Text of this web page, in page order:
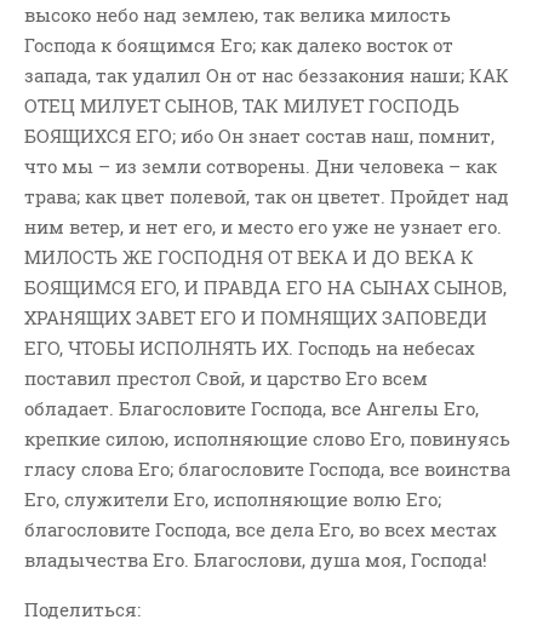
Изображения
Информация
Книга "Второе Пришествие
Книги
Мини-Проповеди
Музыка-Видео
Новости
Притчи
Проповедь-Аудио
Проповедь-Видео
Размышления
Пришествие ИХ"
Служителей
высоко небо над землею, так велика милость
Господа к боящимся Его; как далеко восток от
запада, так удалил Он от нас беззакония наши; КАК
ОТЕЦ МИЛУЕТ СЫНОВ, ТАК МИЛУЕТ ГОСПОДЬ
БОЯЩИХСЯ ЕГО; ибо Он знает состав наш, помнит,
что мы – из земли сотворены. Дни человека – как
трава; как цвет полевой, так он цветет. Пройдет над
ним ветер, и нет его, и место его уже не узнает его.
МИЛОСТЬ ЖЕ ГОСПОДНЯ ОТ ВЕКА И ДО ВЕКА К
БОЯЩИМСЯ ЕГО, И ПРАВДА ЕГО НА СЫНАХ СЫНОВ,
ХРАНЯЩИХ ЗАВЕТ ЕГО И ПОМНЯЩИХ ЗАПОВЕДИ
ЕГО, ЧТОБЫ ИСПОЛНЯТЬ ИХ. Господь на небесах
поставил престол Свой, и царство Его всем
обладает. Благословите Господа, все Ангелы Его,
крепкие силою, исполняющие слово Его, повинуясь
гласу слова Его; благословите Господа, все воинства
Его, служители Его, исполняющие волю Его;
благословите Господа, все дела Его, во всех местах
владычества Его. Благослови, душа моя, Господа!
Поделиться: